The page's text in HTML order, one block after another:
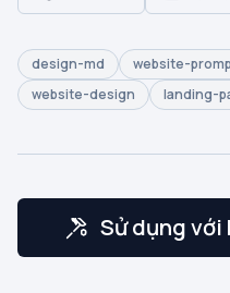
design-md website-
website-design
landing-
Sử dụng với